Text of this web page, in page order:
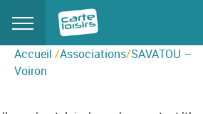
content
Accueil /Associations/SAVATOU –
Voiron